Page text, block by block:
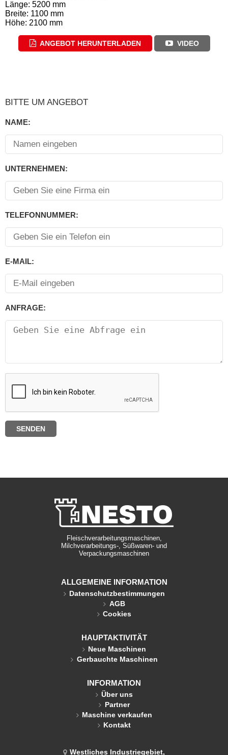
Länge: 5200 mm
Breite: 1100 mm
Höhe: 2100 mm
ANGEBOT HERUNTERLADEN VIDEO
BITTE UM ANGEBOT
NAME:
UNTERNEHMEN:
TELEFONNUMMER:
E-MAIL:
ANFRAGE:
Fleischverarbeitungsmaschinen,
Milchverarbeitungs-, Süßwaren- und
Verpackungsmaschinen
ALLGEMEINE INFORMATION
Datenschutzbestimmungen
AGB
Cookies
HAUPTAKTIVITÄT
Neue Maschinen
Gerbauchte Maschinen
INFORMATION
Über uns
Partner
Maschine verkaufen
Kontakt
Westliches Industriegebiet,